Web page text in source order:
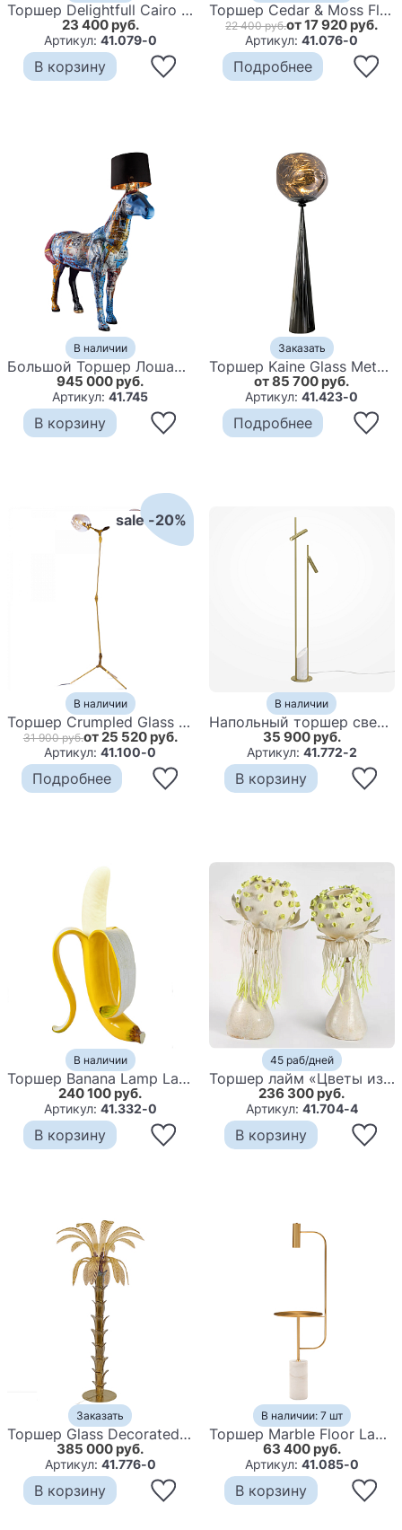
Торшер Delightfull Cairo Floor Lamp
23 400 руб.
Артикул: 41.079-0
В корзину
Торшер Cedar & Moss Floor Lamp
22 400 руб.от 17 920 руб.
Артикул:41.076-0
Подробнее
В наличии
Большой Торшер Лошадь с ручной авторской росписью Feral Stallion
945 000 руб.
Артикул:41.745
В корзину
Заказать
Торшер Kaine Glass Metal Floor Lamp
от 85 700 руб.
Артикул:41.423-0
Подробнее
sale -20%
В наличии
Торшер Сrumpled Glass Bubble
31 900 руб.от 25 520 руб.
Артикул:41.100-0
Подробнее
В наличии
Напольный торшер светодионый золотой Lumen Duo
35 900 руб.
Артикул: 41.772-2
В корзину
В наличии
Торшер Banana Lamp Large
240 100 руб.
Артикул: 41.332-0
В корзину
45 раб/дней
Торшер лайм «Цветы из снов»
236 300 руб.
Артикул: 41.704-4
В корзину
Заказать
Торшер Glass Decorated Palm Floor Lamp Amber Листья Пальмы
385 000 руб.
Артикул: 41.776-0
В корзину
В наличии: 7 шт
Торшер Marble Floor Lamp
63 400 руб.
Артикул: 41.085-0
В корзину